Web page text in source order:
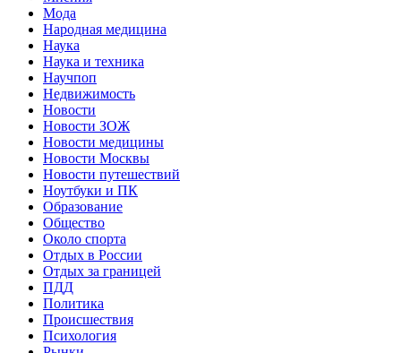
Мода
Народная медицина
Наука
Наука и техника
Научпоп
Недвижимость
Новости
Новости ЗОЖ
Новости медицины
Новости Москвы
Новости путешествий
Ноутбуки и ПК
Образование
Общество
Около спорта
Отдых в России
Отдых за границей
ПДД
Политика
Происшествия
Психология